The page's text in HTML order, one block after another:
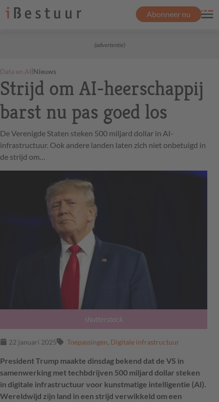
Abonneer nu
(advertentie)
Data en AI|Nieuws
Strijd om AI-heerschappij
barst nu pas goed los
De Verenigde Staten steken 500 miljard dollar in AI-
infrastructuur. Ook andere landen laten zich niet onbetuigd in
de strijd om…
shutterstock
22 januari 2025 Toepassingen, Digitale infrastructuur
President Trump maakte dinsdag bekend dat de VS in
samenwerking met techbdrijven 500 miljard dollar steken
in digitale infrastructuur voor kunstmatige intelligentie (AI).
Wereldwijd zijn land in een strijd verwikkeld om een